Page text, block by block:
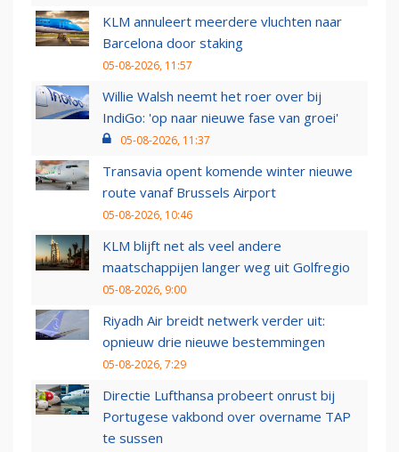
KLM annuleert meerdere vluchten naar
Barcelona door staking
05-08-2026, 11:57
Willie Walsh neemt het roer over bij
IndiGo: 'op naar nieuwe fase van groei'
05-08-2026, 11:37
Transavia opent komende winter nieuwe
route vanaf Brussels Airport
05-08-2026, 10:46
KLM blijft net als veel andere
maatschappijen langer weg uit Golfregio
05-08-2026, 9:00
Riyadh Air breidt netwerk verder uit:
opnieuw drie nieuwe bestemmingen
05-08-2026, 7:29
Directie Lufthansa probeert onrust bij
Portugese vakbond over overname TAP
te sussen